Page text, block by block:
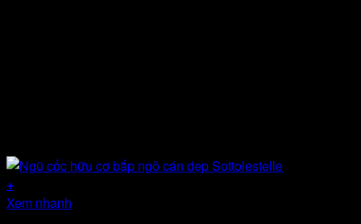
+
Xem nhanh